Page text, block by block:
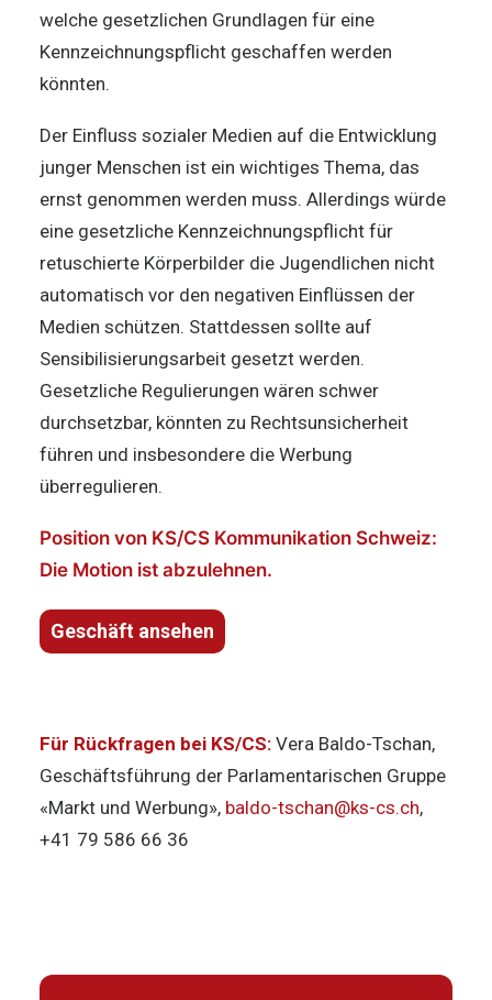
welche gesetzlichen Grundlagen für eine
Kennzeichnungspflicht geschaffen werden
könnten.
Der Einfluss sozialer Medien auf die Entwicklung
junger Menschen ist ein wichtiges Thema, das
ernst genommen werden muss. Allerdings würde
eine gesetzliche Kennzeichnungspflicht für
retuschierte Körperbilder die Jugendlichen nicht
automatisch vor den negativen Einflüssen der
Medien schützen. Stattdessen sollte auf
Sensibilisierungsarbeit gesetzt werden.
Gesetzliche Regulierungen wären schwer
durchsetzbar, könnten zu Rechtsunsicherheit
führen und insbesondere die Werbung
überregulieren.
Position von KS/CS Kommunikation Schweiz:
Die Motion ist abzulehnen.
Geschäft ansehen
Für Rückfragen bei KS/CS: Vera Baldo-Tschan,
Geschäftsführung der Parlamentarischen Gruppe
«Markt und Werbung», baldo-tschan@ks-cs.ch,
+41 79 586 66 36